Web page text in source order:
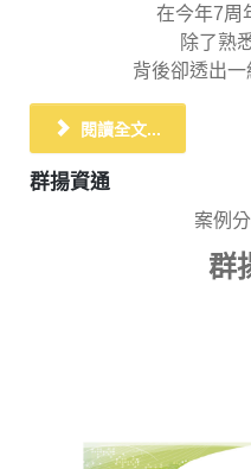
在今年7周
除了熟
背後卻透出
閱讀全文...
群揚資通
案例
群